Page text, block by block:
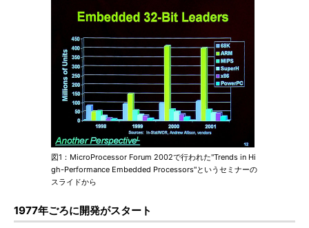
図1：MicroProcessor Forum 2002で行われた"Trends in Hi
gh-Performance Embedded Processors"というセミナーの
スライドから
1977年ごろに開発がスタート